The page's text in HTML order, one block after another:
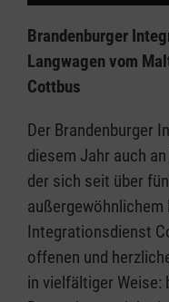
Brandenburger
Langwagen vom
Cottbus
Der Brandenburger
diesem Jahr auch
der sich seit über
Integrationsdienst
offenen und
in vielfältiger Weise: